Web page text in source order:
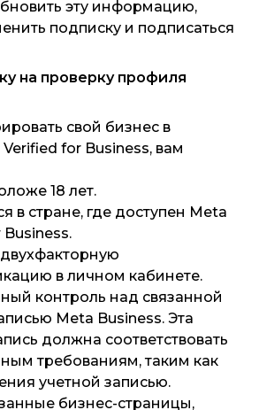
эту информацию,
подписку и подписаться
на проверку профиля
свой бизнес в
for Business, вам
18 лет.
в стране, где доступен Meta
в личном кабинете.
контроль над связанной
Meta Business. Эта
должна соответствовать
требованиям, таким как
учетной записью.
бизнес-страницы,